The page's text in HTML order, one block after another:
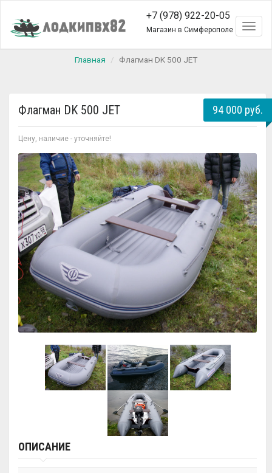
+7 (978) 922-20-05
Магазин в Симферополе
Главная Флагман DK 500 JET
Флагман DK 500 JET
Цену, наличие - уточняйте!
94 000 руб.
ОПИСАНИЕ